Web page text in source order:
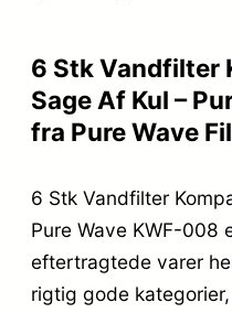
6 Stk Vandfilter
Sage Af Kul –
fra Pure Wave
6 Stk Vandfilter
Pure Wave KWF-008
eftertragtede varer
rigtig gode